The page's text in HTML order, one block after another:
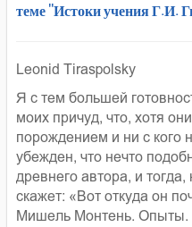
теме "Истоки учения Г.И.
Leonid Tiraspolsky
Я с тем большей
моих причуд, что, хотя
порождением и ни с кого
убежден, что нечто
древнего автора, и
скажет: «Вот откуда он
Мишель Монтень. Опыты.